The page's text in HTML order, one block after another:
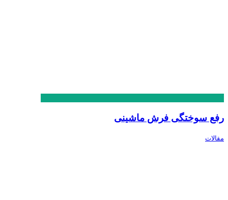
رفع سوختگی فرش ماشینی
مقالات